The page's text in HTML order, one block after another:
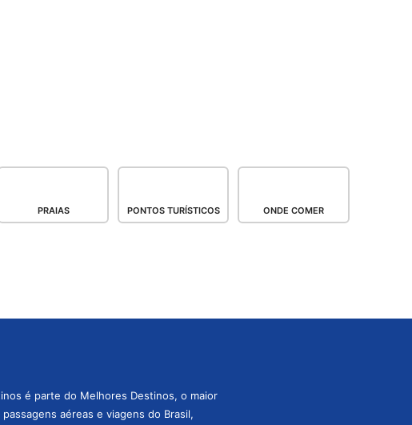
PRAIAS PONTOS TURÍSTICOS ONDE COMER
é parte do Melhores Destinos, o maior
aéreas e viagens do Brasil,